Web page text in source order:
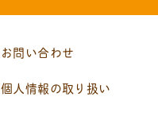
お問い合わせ
個人情報の取り扱い